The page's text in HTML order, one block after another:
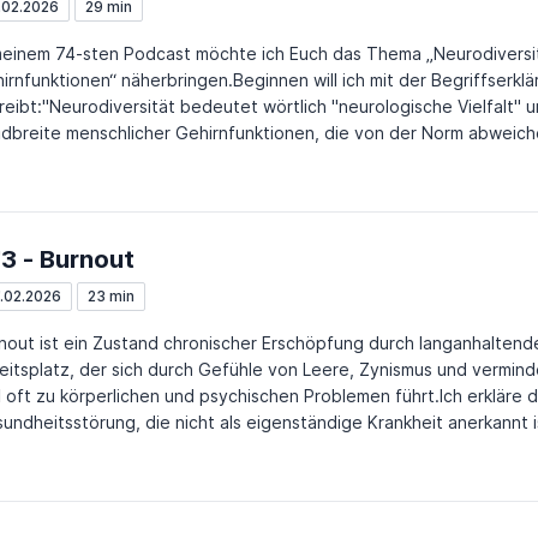
ausgewogene, kalorienreduzierte Ernährung mit
Übergewicht, besonders von zu hohem Körperfettanteil.
Fitness und wirkt dem Muskelabbau entgegen, sondern
Verzicht zumindest aber das starke
, Tabletten- oder übermäßigem Alkoholkonsum.
weiter!
29 min
74-sten Podcast möchte ich Euch das Thema
näherbringen.Beginnen will ich mit der
bedeutet wörtlich "neurologische Vielfalt"
menschlicher Gehirnfunktionen, die von der Norm
für die Menschenrechte von Neuro-Minderheiten im Sinne der
die Hochbegabung und die bipolare Störung.Mein Podcast
statt Zweifel, Zuhören hilft“ sowie Diagnostik und
verbessern.
- Burnout
23 min
ist ein Zustand chronischer Erschöpfung durch
der sich durch Gefühle von Leere, Zynismus und
oft zu körperlichen und psychischen Problemen führt.Ich erkläre
die nicht als eigenständige Krankheit